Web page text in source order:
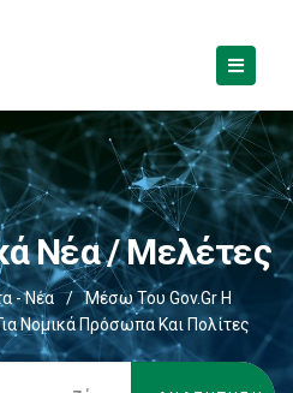
Νέα / Μελέτες
- Νέα /
Μέσω Του Gov.gr Η
Νομικά Πρόσωπα Και Πολίτες